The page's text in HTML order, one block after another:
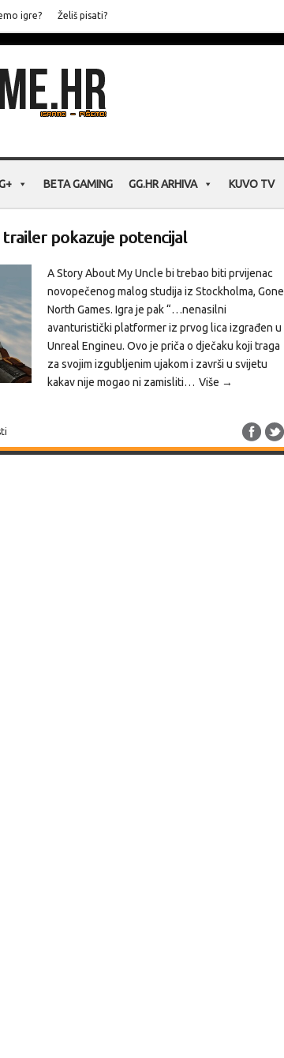
igre? Želiš pisati?
BETA GAMING GG.HR ARHIVA KUVO TV
pokazuje potencijal
A Story About My Uncle bi trebao biti prvijenac
novopečenog malog studija iz Stockholma, Gone
North Games. Igra je pak “…nenasilni
avanturistički platformer iz prvog lica izgrađen u
Unreal Engineu. Ovo je priča o dječaku koji traga
za svojim izgubljenim ujakom i završi u svijetu
kakav nije mogao ni zamisliti… Više →